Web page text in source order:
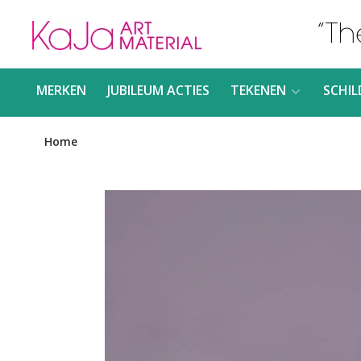
MERKEN JUBILEUM ACTIES TEKENEN
Home